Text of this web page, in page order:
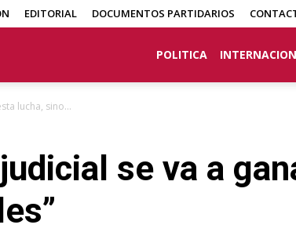
EDITORIAL DOCUMENTOS PARTIDARIOS
POLITICA
lucha, sino...
se va a